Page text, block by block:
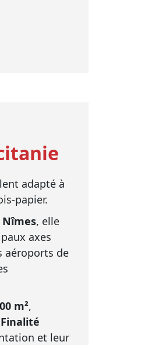
adapté à
papier.
Nîmes, elle
axes
aéroports de
m²,
et leur